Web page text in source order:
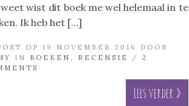
wist dit boek me wel helemaal in te
Ik heb het […]
OP 19 NOVEMBER 2016 DOOR
IN BOEKEN , RECENSIE / 2
Lees verder »